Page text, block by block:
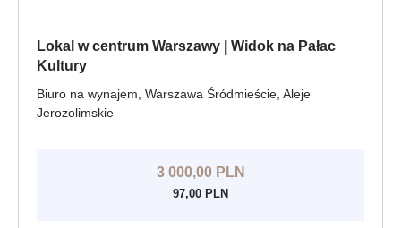
Lokal w centrum Warszawy | Widok na Pałac
Kultury
Biuro na wynajem, Warszawa Śródmieście, Aleje
Jerozolimskie
3 000,00 PLN
97,00 PLN